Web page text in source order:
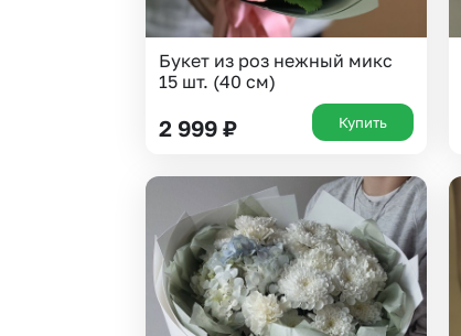
Букет из роз нежный микс
15 шт. (40 см)
2 999 ₽ Купить